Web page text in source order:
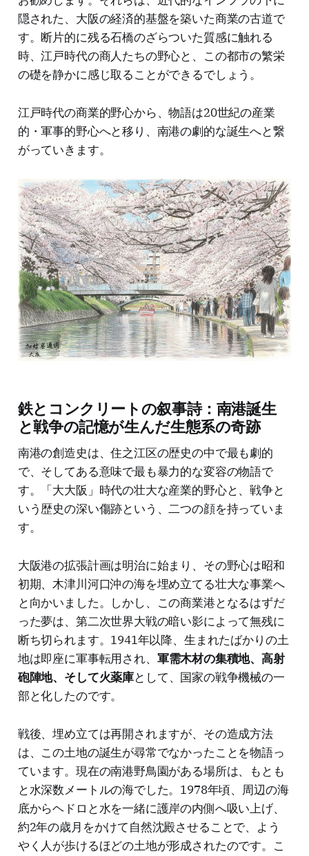
隠された、大阪の経済的基盤を築いた商業の古道で
す。断片的に残る石橋のざらついた質感に触れる
時、江戸時代の商人たちの野心と、この都市の繁栄
の礎を静かに感じ取ることができるでしょう。
江戸時代の商業的野心から、物語は20世紀の産業
的・軍事的野心へと移り、南港の劇的な誕生へと繋
がっていきます。
鉄とコンクリートの叙事詩：南港誕生
と戦争の記憶が生んだ生態系の奇跡
南港の創造史は、住之江区の歴史の中で最も劇的
で、そしてある意味で最も暴力的な変容の物語で
す。「大大阪」時代の壮大な産業的野心と、戦争と
いう歴史の深い傷跡という、二つの顔を持っていま
す。
大阪港の拡張計画は明治に始まり、その野心は昭和
初期、木津川河口沖の海を埋め立てる壮大な事業へ
と向かいました。しかし、この商業港となるはずだ
った夢は、第二次世界大戦の暗い影によって無残に
断ち切られます。1941年以降、生まれたばかりの土
地は即座に軍事転用され、 軍需木材の集積地、高射
砲陣地、そして火薬庫として、国家の戦争機械の一
部と化したのです。
戦後、埋め立ては再開されますが、その造成方法
は、この土地の誕生が尋常でなかったことを物語っ
ています。現在の南港野鳥園がある場所は、もとも
と水深数メートルの海でした。1978年頃、周辺の海
底からヘドロと水を一緒に護岸の内側へ吸い上げ、
約2年の歳月をかけて自然沈殿させることで、よう
やく人が歩けるほどの土地が形成されたのです。こ